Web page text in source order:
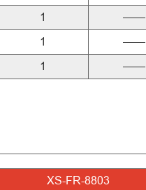
1 ——
1 ——
1 ——
XS-FR-8803